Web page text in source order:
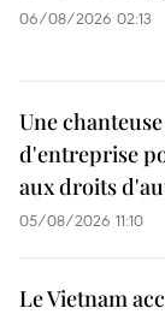
06/08/2026 02:13
Une
d'entreprise
aux droits
05/08/2026 11:10
Le Vietnam